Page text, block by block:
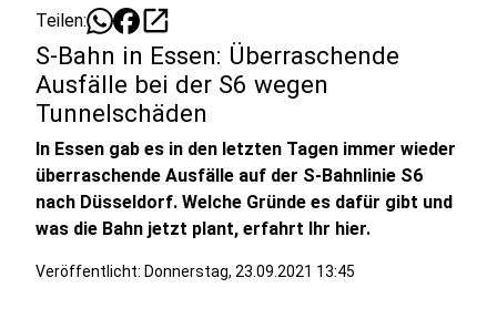
Teilen: open_in_new
S-Bahn in Essen: Überraschende
Ausfälle bei der S6 wegen
Tunnelschäden
In Essen gab es in den letzten Tagen immer wieder
überraschende Ausfälle auf der S-Bahnlinie S6
nach Düsseldorf. Welche Gründe es dafür gibt und
was die Bahn jetzt plant, erfahrt Ihr hier.
Veröffentlicht: Donnerstag, 23.09.2021 13:45